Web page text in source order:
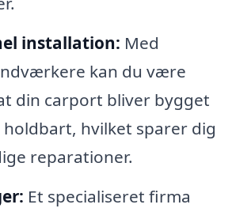
installation: Med
kan du være
din carport bliver bygget
hvilket sparer dig
reparationer.
Et specialiseret firma